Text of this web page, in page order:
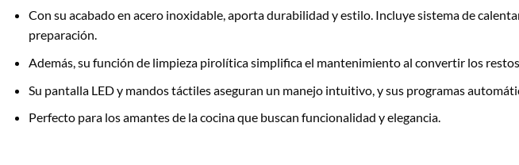
Con su acabado en acero inoxidable, aporta durabilidad y estilo. Incluye sistema de
preparación.
Además, su función de limpieza pirolítica simplifica el mantenimiento al convertir los
Su pantalla LED y mandos táctiles aseguran un manejo intuitivo, y sus programas
Perfecto para los amantes de la cocina que buscan funcionalidad y elegancia.